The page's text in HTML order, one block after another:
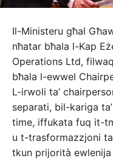
Il-Ministeru għal
nħatar bħala l-Kap
Operations Ltd,
bħala l-ewwel
L-irwoli ta’
separati, bil-kariga
time, iffukata fuq it-
u t-trasformazzjoni
tkun prijorità